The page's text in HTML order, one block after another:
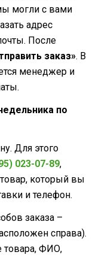
могли с вами
адрес
После
заказ». В
менеджер и
по
Для этого
023-07-89,
который вы
и телефон.
заказа –
справа).
товара, ФИО,